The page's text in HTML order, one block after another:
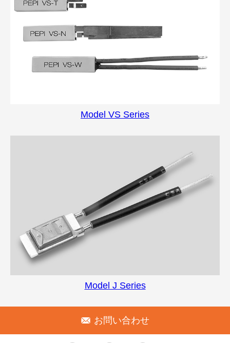
Model VS Series
Model J Series
お問い合わせ